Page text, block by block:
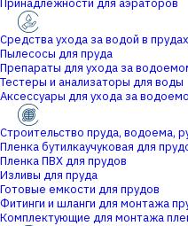
Принадлежности для аэраторов
Средства ухода за водой в прудах
Пылесосы для пруда
Препараты для ухода за
Тестеры и анализаторы для воды
Аксессуары для ухода за
Строительство пруда, водоема,
Пленка бутилкаучуковая для
Пленка ПВХ для прудов
Изливы для пруда
Готовые емкости для прудов
Фитинги и шланги для монтажа
Комплектующие для монтажа